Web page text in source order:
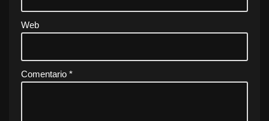
Web
Comentario *